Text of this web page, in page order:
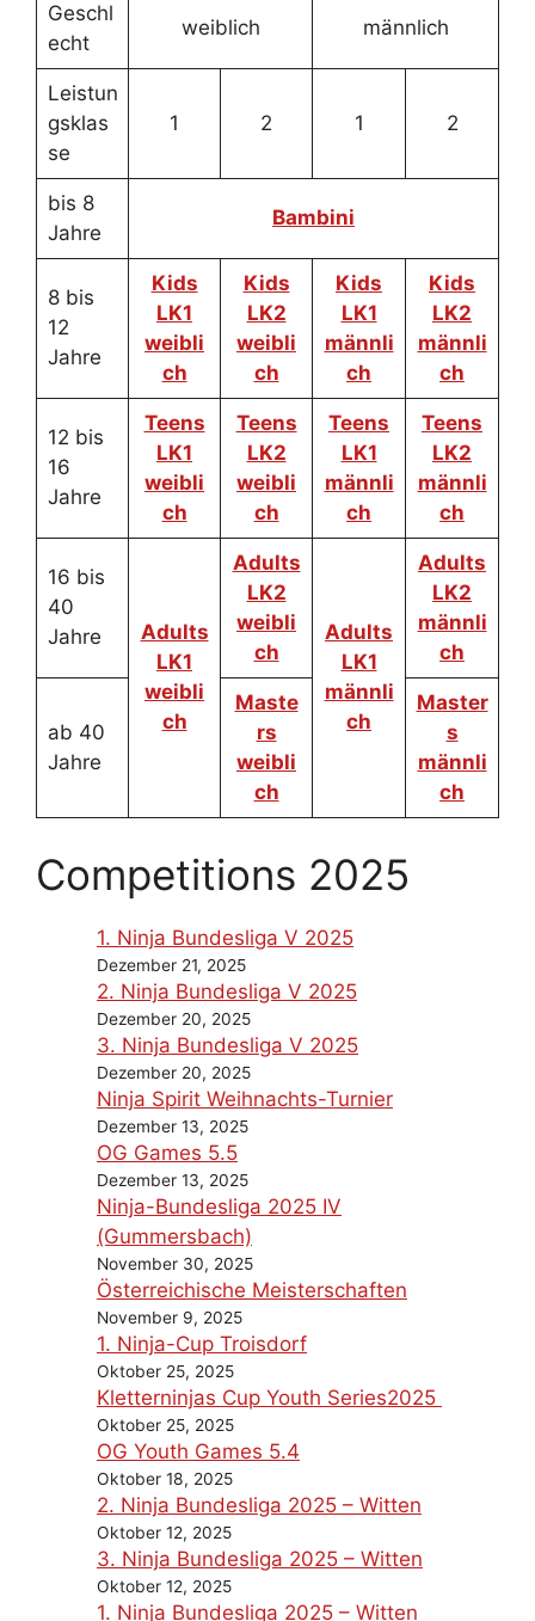
Geschl
echt
weiblich männlich
Leistun
gsklas
se
1 2 1 2
bis 8
Jahre
Bambini
8 bis
12
Jahre
Kids
LK1
weibli
ch
Kids
LK2
weibli
ch
Kids
LK1
männli
ch
Kids
LK2
männli
ch
12 bis
16
Jahre
Teens
LK1
weibli
ch
Teens
LK2
weibli
ch
Teens
LK1
männli
ch
Teens
LK2
männli
ch
16 bis
40
Jahre
Adults
LK1
weibli
ch
Adults
LK2
weibli
ch
Adults
LK1
männli
ch
Adults
LK2
männli
ch
ab 40
Jahre
Maste
rs
weibli
ch
Master
s
männli
ch
Competitions 2025
1. Ninja Bundesliga V 2025
Dezember 21, 2025
2. Ninja Bundesliga V 2025
Dezember 20, 2025
3. Ninja Bundesliga V 2025
Dezember 20, 2025
Ninja Spirit Weihnachts-Turnier
Dezember 13, 2025
OG Games 5.5
Dezember 13, 2025
Ninja-Bundesliga 2025 IV
(Gummersbach)
November 30, 2025
Österreichische Meisterschaften
November 9, 2025
1. Ninja-Cup Troisdorf
Oktober 25, 2025
Kletterninjas Cup Youth Series2025
Oktober 25, 2025
OG Youth Games 5.4
Oktober 18, 2025
2. Ninja Bundesliga 2025 – Witten
Oktober 12, 2025
3. Ninja Bundesliga 2025 – Witten
Oktober 12, 2025
1. Ninja Bundesliga 2025 – Witten